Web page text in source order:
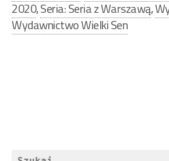
2020,Seria: Seria z Warszawą,
Wydawnictwo Wielki Sen
Szukaj: